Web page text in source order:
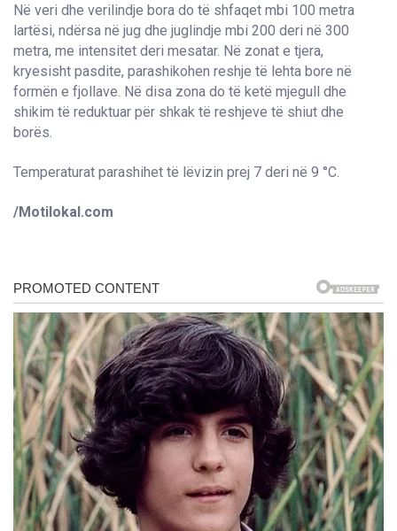
Në veri dhe verilindje bora do të shfaqet mbi 100 metra
lartësi, ndërsa në jug dhe juglindje mbi 200 deri në 300
metra, me intensitet deri mesatar. Në zonat e tjera,
kryesisht pasdite, parashikohen reshje të lehta bore në
formën e fjollave. Në disa zona do të ketë mjegull dhe
shikim të reduktuar për shkak të reshjeve të shiut dhe
borës.
Temperaturat parashihet të lëvizin prej 7 deri në 9 °C.
/Motilokal.com